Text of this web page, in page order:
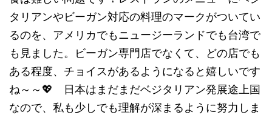
タリアンやビーガン対応の料理のマークがついてい
るのを、アメリカでもニュージーランドでも台湾で
も見ました。ビーガン専門店でなくて、どの店でも
ある程度、チョイスがあるようになると嬉しいです
ね～～💖 日本はまだまだベジタリアン発展途上国
なので、私も少しでも理解が深まるように努力しま